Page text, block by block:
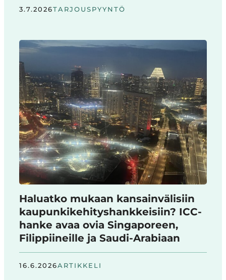
3.7.2026TARJOUSPYYNTÖ
Haluatko mukaan kansainvälisiin
kaupunkikehityshankkeisiin? ICC-
hanke avaa ovia Singaporeen,
Filippiineille ja Saudi-Arabiaan
16.6.2026ARTIKKELI